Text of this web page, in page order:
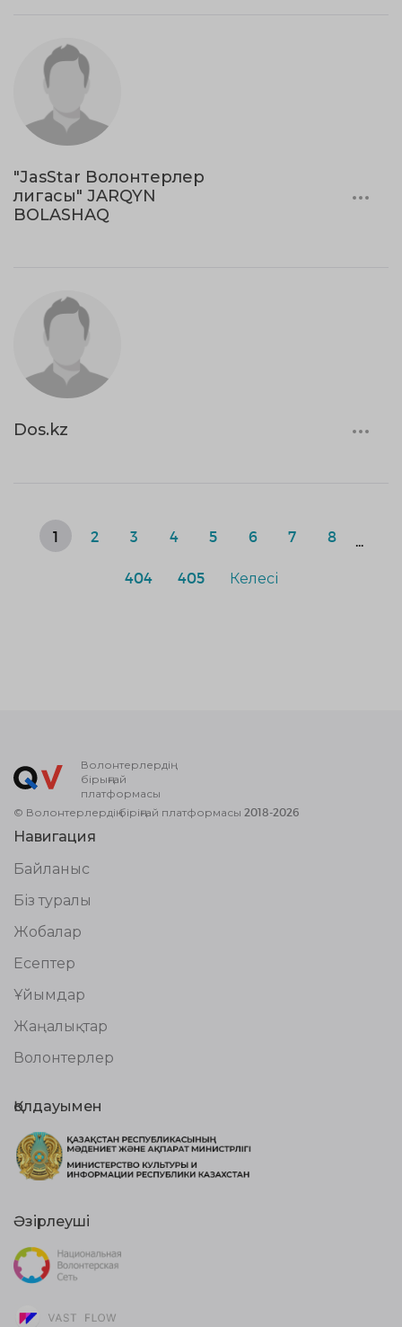
"JasStar Волонтерлер
лигасы" JARQYN
BOLASHAQ
Dos.kz
1 2 3 4 5 6 7 8
404 405 Келесі
Волонтерлердің
бірыңғай
платформасы
© Волонтерлердің біріңғай платформасы 2018-2026
Навигация
Байланыс
Біз туралы
Жобалар
Есептер
Ұйымдар
Жаңалықтар
Волонтерлер
Қолдауымен
Әзірлеуші